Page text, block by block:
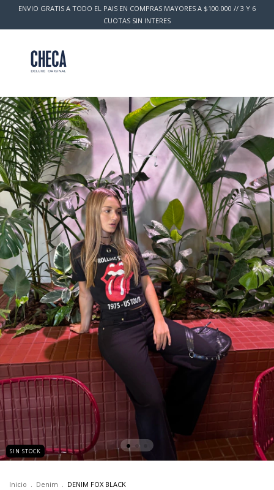
ENVIO GRATIS A TODO EL PAIS EN COMPRAS MAYORES A $100.000 // 3 Y 6
CUOTAS SIN INTERES
SIN STOCK
Inicio . Denim . DENIM FOX BLACK